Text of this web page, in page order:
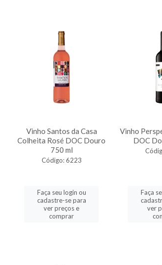
Vinho Santos da Casa
Colheita Rosé DOC Douro
750 ml
Código: 6223
Faça seu login ou
cadastre-se para
ver preços e
comprar
Vinho
DOC
Faça
ver